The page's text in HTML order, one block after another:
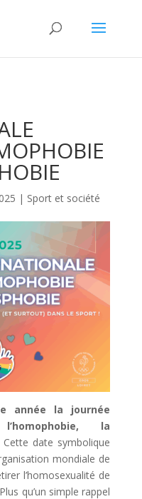
| Sport et société
année la journée
la
Cette date symbolique
mondiale de
l’homosexualité de
qu’un simple rappel